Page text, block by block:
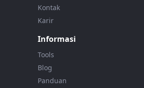
Kontak
Karir
Informasi
Tools
Blog
Panduan